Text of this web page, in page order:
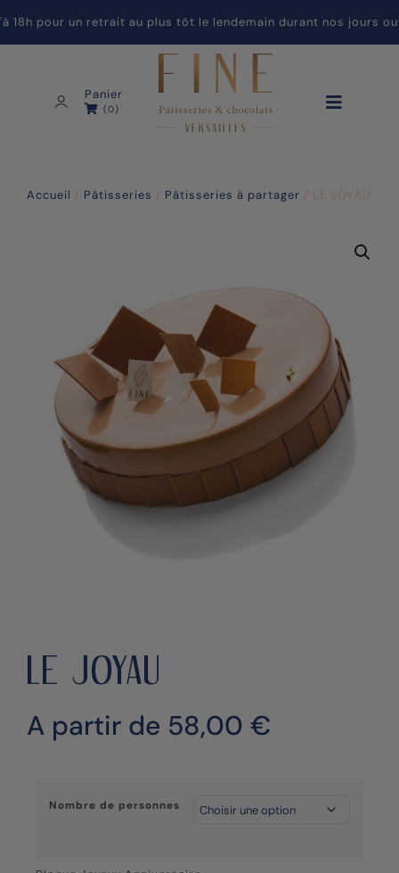
18h pour un retrait au plus tôt le lendemain durant nos jours
Panier
(0)
Accueil / Pâtisseries / Pâtisseries à partager / LE JOYAU
LE JOYAU
A partir de 58,00 €
Nombre de personnes